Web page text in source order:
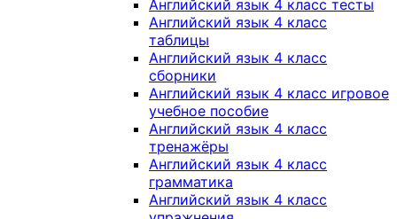
Английский язык 4 класс тесты
Английский язык 4 класс
таблицы
Английский язык 4 класс
сборники
Английский язык 4 класс игровое
учебное пособие
Английский язык 4 класс
тренажёры
Английский язык 4 класс
грамматика
Английский язык 4 класс